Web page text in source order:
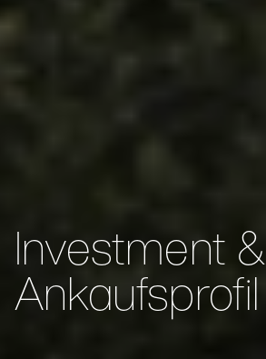
Investment &
Ankaufsprofil